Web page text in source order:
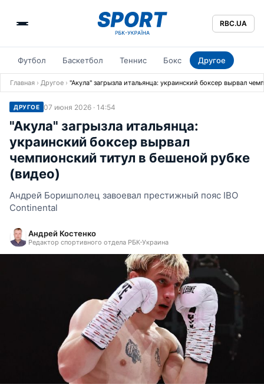
RBC.UA
Футбол Баскетбол Теннис Бокс Другое
Главная › Другое › "Акула" загрызла итальянца: украинский боксер вырвал
ДРУГОЕ 07 июня 2026 · 14:54
"Акула" загрызла итальянца:
украинский боксер вырвал
чемпионский титул в бешеной рубке
(видео)
Андрей Боришполец завоевал престижный пояс IBO
Continental
Андрей Костенко
Редактор спортивного отдела РБК-Украина